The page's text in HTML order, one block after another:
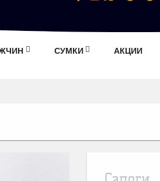
СУМКИ АКЦИИ